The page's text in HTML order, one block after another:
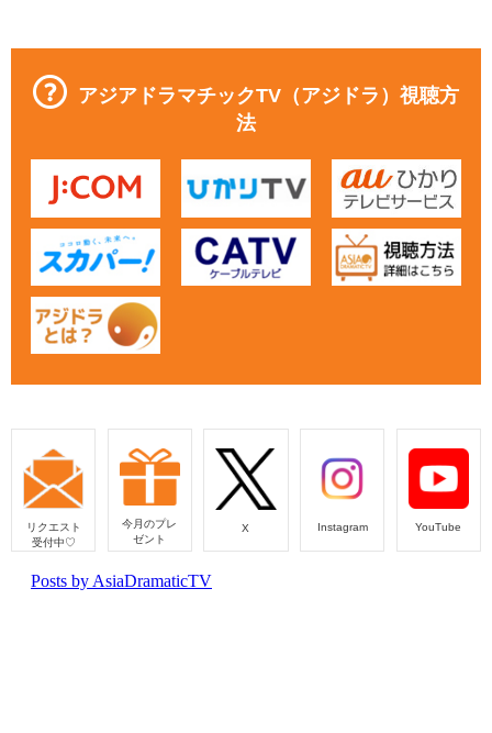
アジアドラマチックTV（アジドラ）視聴方
法
リクエスト
受付中♡
今月のプレ
ゼント
X Instagram YouTube